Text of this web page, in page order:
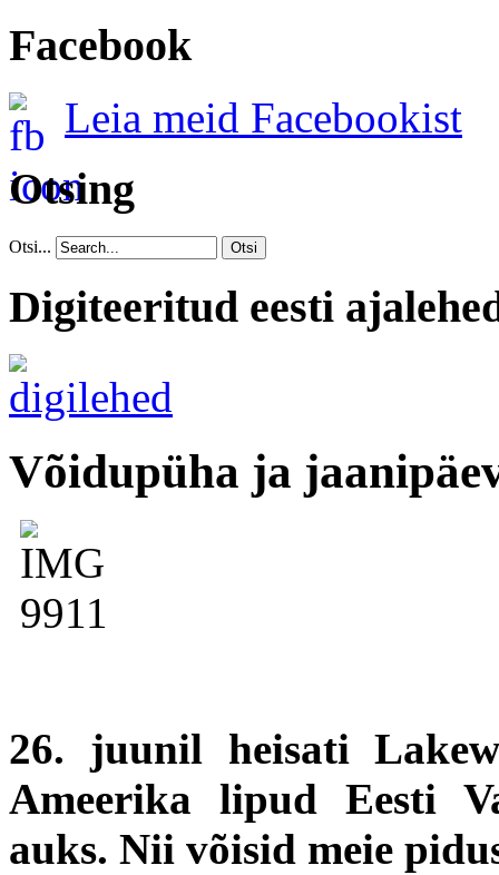
Facebook
Leia meid Facebookist
Otsing
Otsi... Otsi
Digiteeritud eesti
Võidupüha ja
26. juunil heisati
Ameerika lipud Eesti
auks. Nii võisid meie